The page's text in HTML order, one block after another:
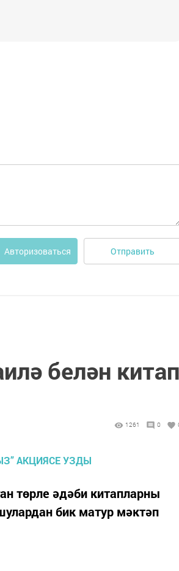
Авторизоваться Отправить
белән китап
1261 0
төрле әдәби китапларны
бик матур мәктәп